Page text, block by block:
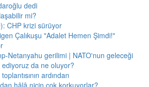
dedi
mi?
CHP krizi sürüyor
Çalıkuşu "Adalet Hemen Şimdi!"
Netanyahu gerilimi | NATO'nun geleceği
ediyoruz da ne oluyor?
ardından
hâlâ niçin çok korkuyorlar?